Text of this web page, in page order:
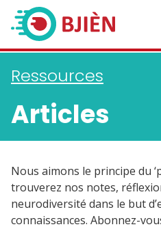
Ressources
Articles
Nous aimons le principe du
trouverez nos notes,
neurodiversité dans le but
connaissances. Abonnez-